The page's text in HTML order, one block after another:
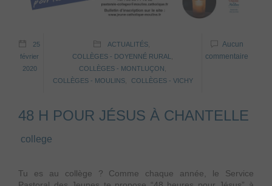
25
février
2020
ACTUALITÉS,
COLLÈGES - DOYENNÉ RURAL
COLLÈGES - MONTLUÇON
COLLÈGES - MOULINS, COLLÈGES - VICHY
Aucun
commentaire
48 H POUR JÉSUS À CHANTELLE
college
Tu es au collège ? Comme chaque année, le Service